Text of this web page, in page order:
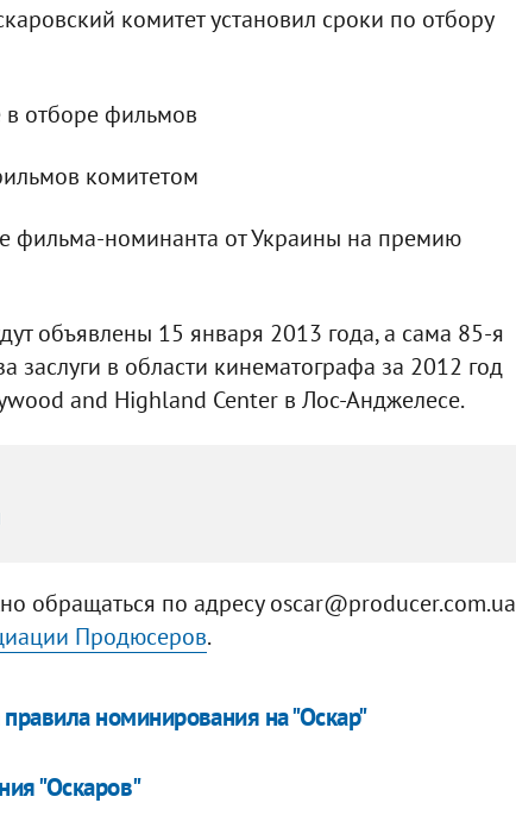
комитет установил сроки по отбору
в отборе фильмов
комитетом
фильма-номинанта от Украины на премию
объявлены 15 января 2013 года, а сама 85-я
в области кинематографа за 2012 год
and Highland Center в Лос-Анджелесе.
обращаться по адресуoscar@producer.com.ua
Продюсеров.
номинирования на "Оскар"
"Оскаров"